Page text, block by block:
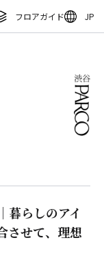
フロアガイド JP
アクセス
らしのアイ
させて、理想